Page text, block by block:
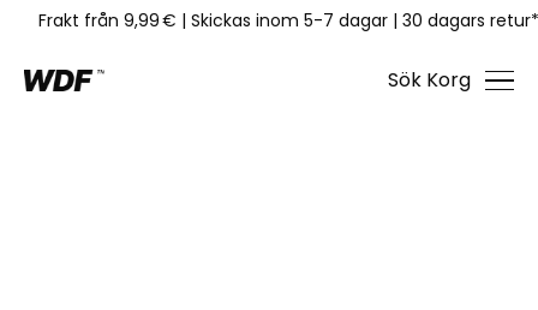
Frakt från 9,99 € | Skickas inom 5-7 dagar | 30 dagars retur*
Sök Korg